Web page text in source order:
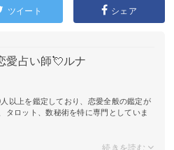
ツイート シェア
愛占い師💘ルナ
以上を鑑定しており、恋愛全般の鑑定が
タロット、数秘術を特に専門としていま